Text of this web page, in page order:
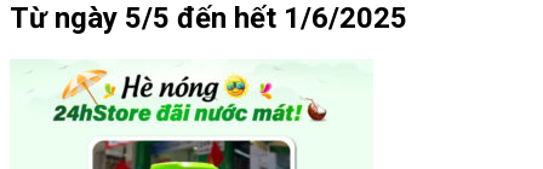
Từ ngày 5/5 đến hết 1/6/2025